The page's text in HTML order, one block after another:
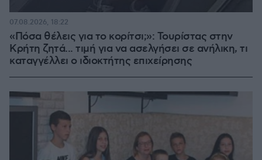
«Πόσα θέλεις για το κορίτσι;»: Τουρίστας στην
Κρήτη ζητά... τιμή για να ασελγήσει σε ανήλικη, τι
καταγγέλλει ο ιδιοκτήτης επιχείρησης
07.08.2026, 18:22